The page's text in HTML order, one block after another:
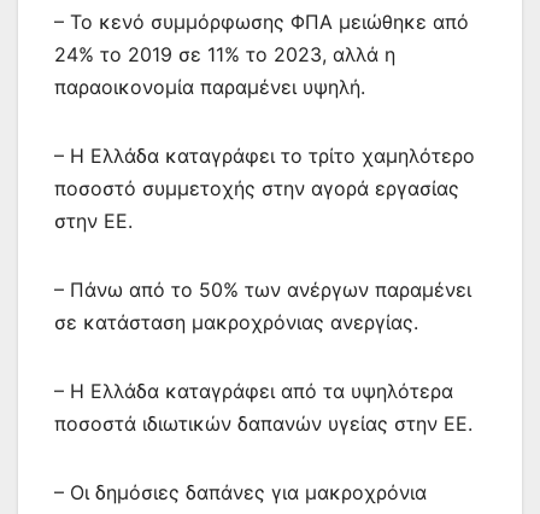
– Το κενό συμμόρφωσης ΦΠΑ μειώθηκε από
24% το 2019 σε 11% το 2023, αλλά η
παραοικονομία παραμένει υψηλή.
– Η Ελλάδα καταγράφει το τρίτο χαμηλότερο
ποσοστό συμμετοχής στην αγορά εργασίας
στην ΕΕ.
– Πάνω από το 50% των ανέργων παραμένει
σε κατάσταση μακροχρόνιας ανεργίας.
– Η Ελλάδα καταγράφει από τα υψηλότερα
ποσοστά ιδιωτικών δαπανών υγείας στην ΕΕ.
– Οι δημόσιες δαπάνες για μακροχρόνια